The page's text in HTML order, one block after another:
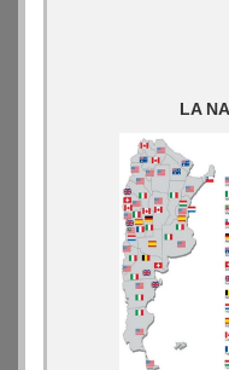
LA